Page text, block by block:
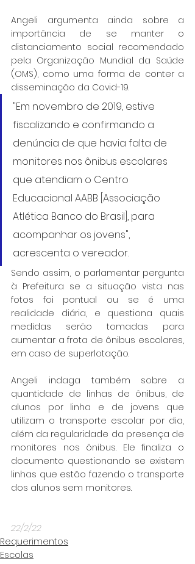
Angeli argumenta ainda sobre a
importância de se manter o
distanciamento social recomendado
pela Organização Mundial da Saúde
(OMS), como uma forma de conter a
disseminação da Covid-19.
"Em novembro de 2019, estive
fiscalizando e confirmando a
denúncia de que havia falta de
monitores nos ônibus escolares
que atendiam o Centro
Educacional AABB [Associação
Atlética Banco do Brasil], para
acompanhar os jovens",
acrescenta o vereador.
Sendo assim, o parlamentar pergunta
à Prefeitura se a situação vista nas
fotos foi pontual ou se é uma
realidade diária, e questiona quais
medidas serão tomadas para
aumentar a frota de ônibus escolares,
em caso de superlotação.
Angeli indaga também sobre a
quantidade de linhas de ônibus, de
alunos por linha e de jovens que
utilizam o transporte escolar por dia,
além da regularidade da presença de
monitores nos ônibus. Ele finaliza o
documento questionando se existem
linhas que estão fazendo o transporte
dos alunos sem monitores.
22/2/22
Requerimentos
Escolas